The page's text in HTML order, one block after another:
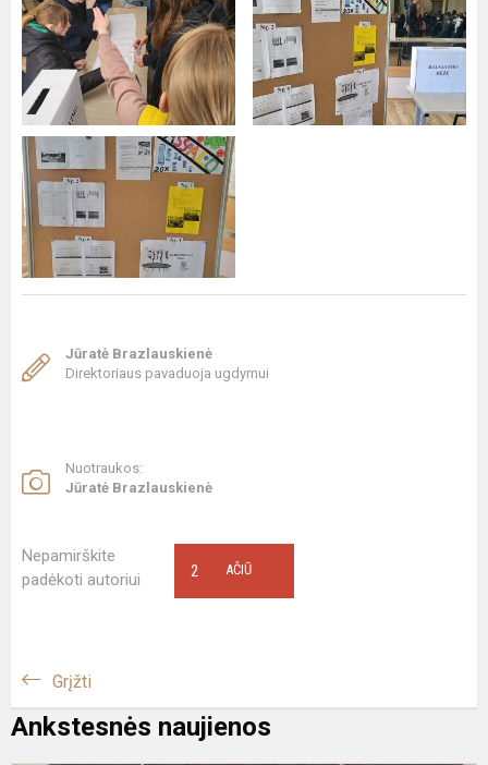
Jūratė Brazlauskienė
Direktoriaus pavaduoja ugdymui
Nuotraukos:
Jūratė Brazlauskienė
Nepamirškite
padėkoti autoriui
AČIŪ
2
Grįžti
Ankstesnės naujienos